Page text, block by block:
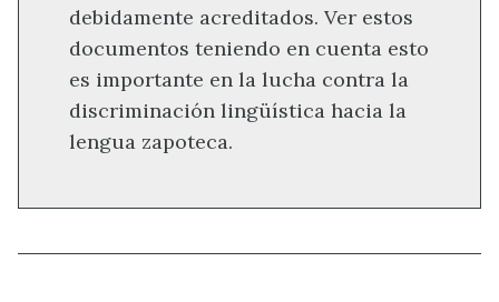
debidamente acreditados. Ver estos
documentos teniendo en cuenta esto
es importante en la lucha contra la
discriminación lingüística hacia la
lengua zapoteca.